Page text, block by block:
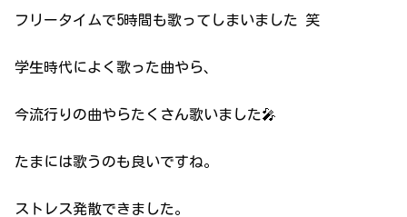
フリータイムで5時間も歌ってしまいました 笑
学生時代によく歌った曲やら、
今流行りの曲やらたくさん歌いました🎤
たまには歌うのも良いですね。
ストレス発散できました。